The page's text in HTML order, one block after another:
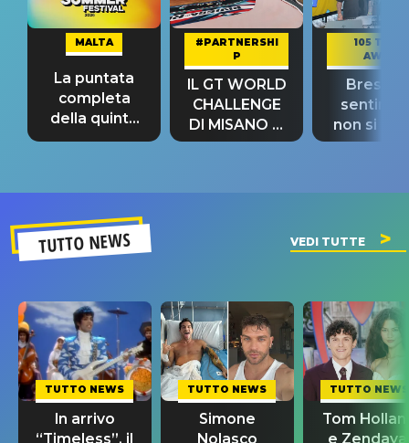
MALTA
La puntata
completa
della quinta
tappa
#PARTNERSHI
P
IL GT WORLD
CHALLENGE
DI MISANO si
riconferma
105 TAKE
AWAY
Bresh:
non si
fino alla
TUTTO NEWS VEDI TUTTE
TUTTO NEWS
In arrivo
“Timeless”, il
TUTTO NEWS
Simone
Nolasco
TUTTO NEWS
Tom
e